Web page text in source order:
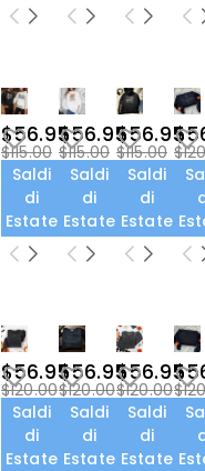
$56.95
$115.00
Saldi
di
Estate
$56.95
$115.00
Saldi
di
Estate
$56.95
$115.00
Saldi
di
Estate
$56.95
$120.00
Saldi
di
Estate
$56.95
$120.00
Saldi
di
Estate
$56.95
$120.00
Saldi
di
Estate